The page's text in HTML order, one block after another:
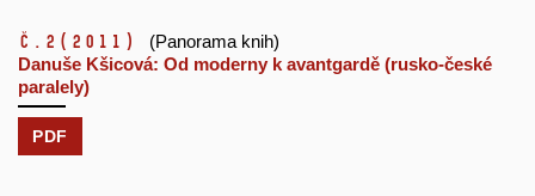
č.2 (2011)
(Panorama knih)
Danuše Kšicová: Od moderny k avantgardě (rusko-české
paralely)
PDF